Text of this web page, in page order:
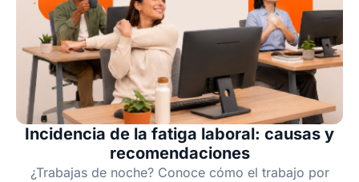
Incidencia de la fatiga laboral: causas y
recomendaciones
¿Trabajas de noche? Conoce cómo el trabajo por